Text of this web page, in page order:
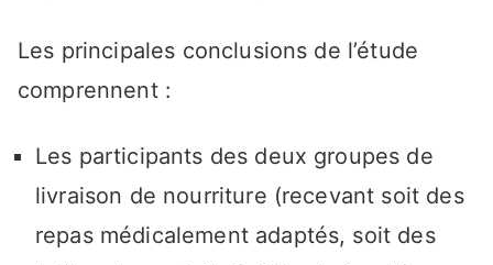
Les principales conclusions de l’étude
comprennent :
Les participants des deux groupes de
livraison de nourriture (recevant soit des
repas médicalement adaptés, soit des